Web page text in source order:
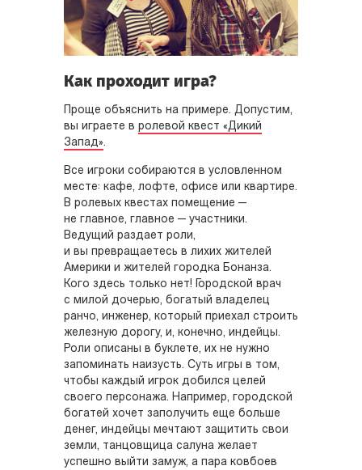
Как проходит игра?
Проще объяснить на примере. Допустим,
вы играете в ролевой квест «Дикий
Запад».
Все игроки собираются в условленном
месте: кафе, лофте, офисе или квартире.
В ролевых квестах помещение —
не главное, главное — участники.
Ведущий раздает роли,
и вы превращаетесь в лихих жителей
Америки и жителей городка Бонанза.
Кого здесь только нет! Городской врач
с милой дочерью, богатый владелец
ранчо, инженер, который приехал строить
железную дорогу, и, конечно, индейцы.
Роли описаны в буклете, их не нужно
запоминать наизусть. Суть игры в том,
чтобы каждый игрок добился целей
своего персонажа. Например, городской
богатей хочет заполучить еще больше
денег, индейцы мечтают защитить свои
земли, танцовщица салуна желает
успешно выйти замуж, а пара ковбоев